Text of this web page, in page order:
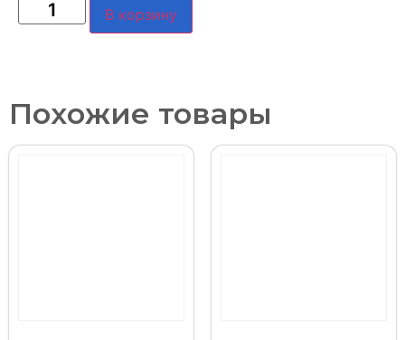
В корзину
Похожие товары